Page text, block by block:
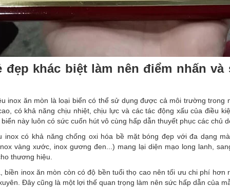
đẹp khác biệt làm nên điểm nhấn
inox ăn mòn là loại biển có thể sử dụng được cả môi trường
có khả năng chịu nhiệt, chịu lực và các tác động xấu của điều
này luôn có sức cuốn hút vô cùng hấp dẫn thuyết phục các chủ
inox có khả năng chống oxi hóa bề mặt bóng đẹp với đa dạng
vàng xước, inox gương đen...) mang lại diện mạo long lanh,
thương hiệu.
biền inox ăn mòn còn có độ bền tuổi thọ cao nên tối ưu chi phí
Đây cũng là một lợi thế quan trọng làm nên sức hấp dẫn của